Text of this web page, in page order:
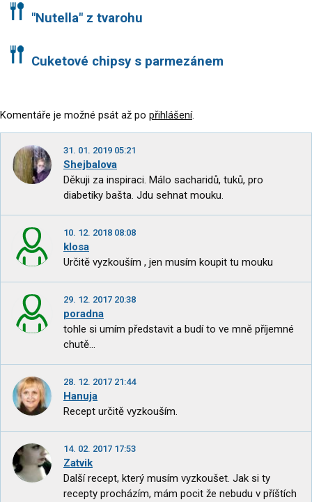
"Nutella" z tvarohu
Cuketové chipsy s parmezánem
Komentáře je možné psát až po přihlášení.
31. 01. 2019 05:21
Shejbalova
Děkuji za inspiraci. Málo sacharidů, tuků, pro
diabetiky bašta. Jdu sehnat mouku.
10. 12. 2018 08:08
klosa
Určitě vyzkouším , jen musím koupit tu mouku
29. 12. 2017 20:38
poradna
tohle si umím představit a budí to ve mně příjemné
chutě...
28. 12. 2017 21:44
Hanuja
Recept určitě vyzkouším.
14. 02. 2017 17:53
Zatvik
Další recept, který musím vyzkoušet. Jak si ty
recepty procházím, mám pocit že nebudu v příštích